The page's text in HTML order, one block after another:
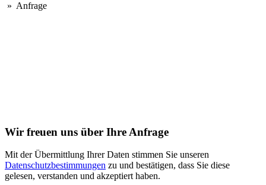
» Anfrage
Wir freuen uns über Ihre Anfrage
Mit der Übermittlung Ihrer Daten stimmen Sie unseren
Datenschutzbestimmungen zu und bestätigen, dass Sie diese
gelesen, verstanden und akzeptiert haben.